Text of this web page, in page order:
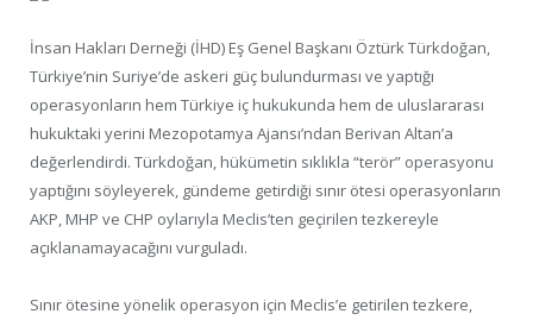
İnsan Hakları Derneği (İHD) Eş Genel Başkanı Öztürk Türkdoğan,
Türkiye’nin Suriye’de askeri güç bulundurması ve yaptığı
operasyonların hem Türkiye iç hukukunda hem de uluslararası
hukuktaki yerini Mezopotamya Ajansı’ndan Berivan Altan’a
değerlendirdi. Türkdoğan, hükümetin sıklıkla “terör” operasyonu
yaptığını söyleyerek, gündeme getirdiği sınır ötesi operasyonların
AKP, MHP ve CHP oylarıyla Meclis’ten geçirilen tezkereyle
açıklanamayacağını vurguladı.
Sınır ötesine yönelik operasyon için Meclis’e getirilen tezkere,